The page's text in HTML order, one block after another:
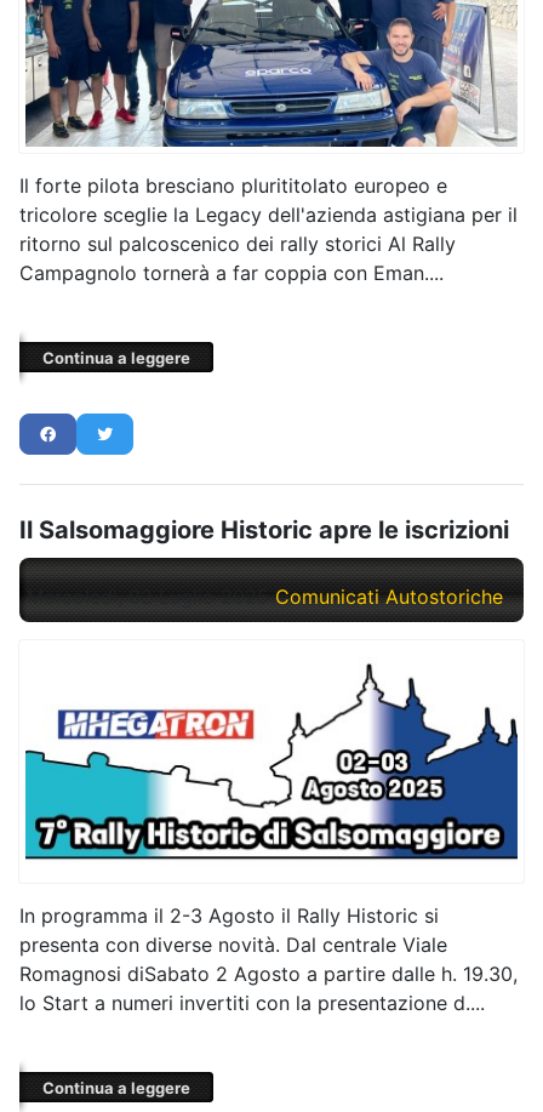
Il forte pilota bresciano plurititolato europeo e
tricolore sceglie la Legacy dell'azienda astigiana per il
ritorno sul palcoscenico dei rally storici Al Rally
Campagnolo tornerà a far coppia con Eman....
Continua a leggere
Il Salsomaggiore Historic apre le iscrizioni
Mercoledì, 02 Luglio 2025 Comunicati Autostoriche
In programma il 2-3 Agosto il Rally Historic si
presenta con diverse novità. Dal centrale Viale
Romagnosi diSabato 2 Agosto a partire dalle h. 19.30,
lo Start a numeri invertiti con la presentazione d....
Continua a leggere